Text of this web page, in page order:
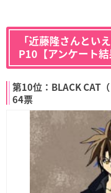
「近藤隆さんとい
P10【アンケート結
第10位：BLACK CAT
64票